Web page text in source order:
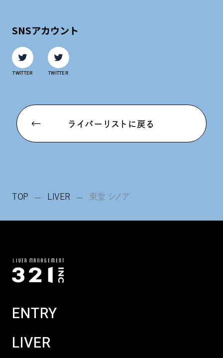
SNSアカウント
TWITTER TWITTER
ライバーリストに戻る
TOP LIVER 東堂 シノア
ENTRY
LIVER